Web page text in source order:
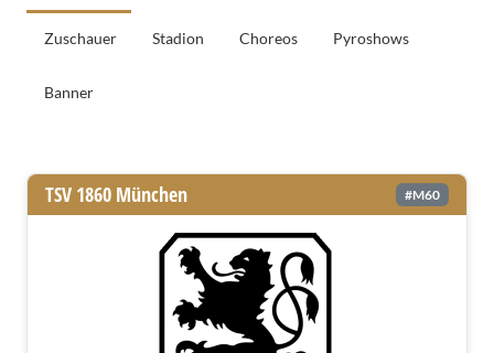
Zuschauer Stadion Choreos Pyroshows
Banner
Allgemeine Informationen
TSV 1860 München #M60